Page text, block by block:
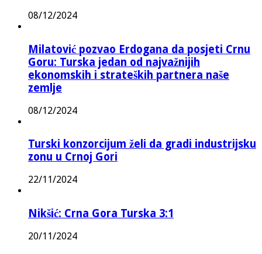
08/12/2024
Milatović pozvao Erdogana da posjeti Crnu
Goru: Turska jedan od najvažnijih
ekonomskih i strateških partnera naše
zemlje
08/12/2024
Turski konzorcijum želi da gradi industrijsku
zonu u Crnoj Gori
22/11/2024
Nikšić: Crna Gora Turska 3:1
20/11/2024